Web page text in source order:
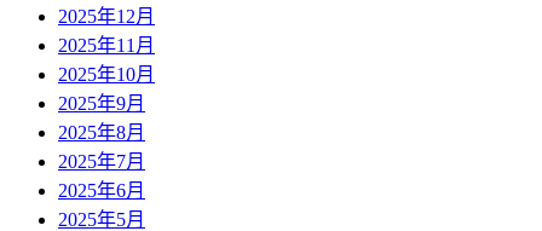
2025年12月
2025年11月
2025年10月
2025年9月
2025年8月
2025年7月
2025年6月
2025年5月